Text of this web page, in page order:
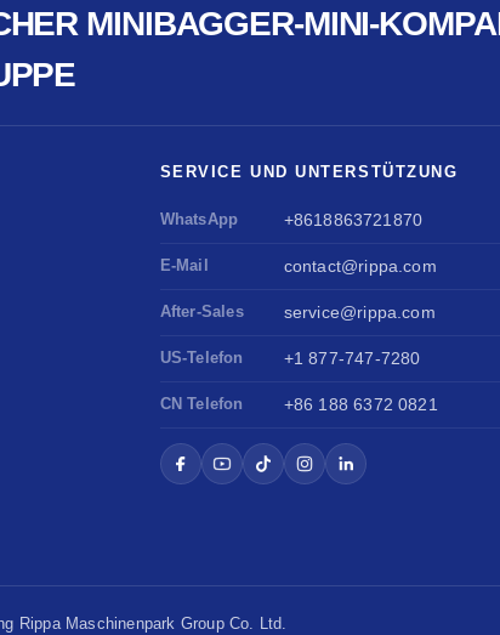
MINIBAGGER-MINI-
SERVICE UND UNTERSTÜTZUNG
WhatsApp +8618863721870
E-Mail contact@rippa.com
After-Sales service@rippa.com
US-Telefon +1 877-747-7280
CN Telefon +86 188 6372 0821
Rippa Maschinenpark Group Co. Ltd.